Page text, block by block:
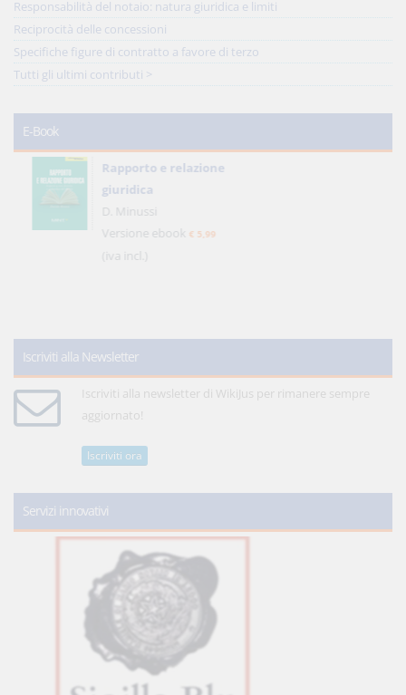
Responsabilità del notaio: natura giuridica e limiti
Reciprocità delle concessioni
Specifiche figure di contratto a favore di terzo
Tutti gli ultimi contributi >
E-Book
Rapporto e relazione
giuridica
D. Minussi
Versione ebook € 5,99
(iva incl.)
Iscriviti alla Newsletter
Iscriviti alla newsletter di WikiJus per rimanere sempre
aggiornato!
Iscriviti ora
Servizi innovativi